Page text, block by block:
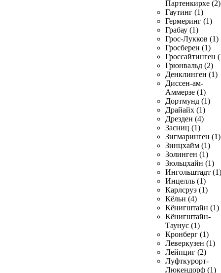
Партенкирхе (2)
Гаутинг (1)
Гермеринг (1)
Грабау (1)
Грос-Лукков (1)
Гросберен (1)
Гроссайтинген
Грюнвальд (2)
Денклинген (1)
Диссен-ам-
Аммерзе (1)
Дортмунд (1)
Драйайх (1)
Дрезден (4)
Засниц (1)
Зигмаринген (1)
Зинцхайм (1)
Золинген (1)
Зюльцхайн (1)
Ингольштадт (1)
Инцелль (1)
Карлсруэ (1)
Кёльн (4)
Кёнигштайн (1)
Кёнигштайн-
Таунус (1)
Кронберг (1)
Леверкузен (1)
Лейпциг (2)
Луфткурорт-
Люкендорф (1)